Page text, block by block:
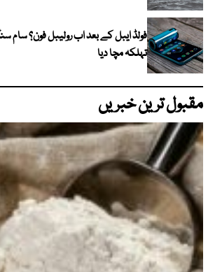
فولڈ ایبل کے بعد اب رولیبل فون؟ سام
تہلکہ مچا دیا
مقبول ترین خبریں